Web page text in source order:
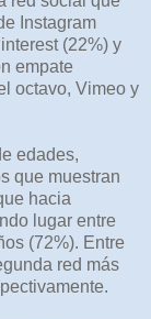
Instagram
(22%) y
empate
octavo, Vimeo y
edades,
que muestran
hacia
lugar entre
(72%). Entre
red más